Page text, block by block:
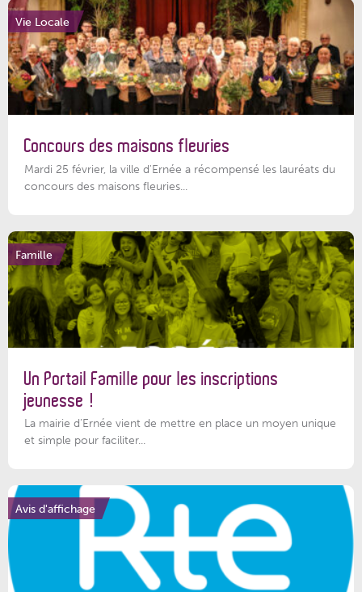
Vie Locale
Concours des maisons fleuries
Mardi 25 février, la ville d'Ernée a récompensé les lauréats du
concours des maisons fleuries...
Famille
Un Portail Famille pour les inscriptions
jeunesse !
La mairie d’Ernée vient de mettre en place un moyen unique
et simple pour faciliter...
Avis d'affichage